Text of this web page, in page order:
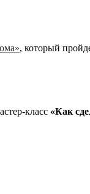
, который
класс «Как